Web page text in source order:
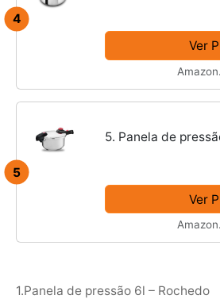
4
Ver
5
5. Panela de
Ver
1.Panela de pressão 6l – Rochedo